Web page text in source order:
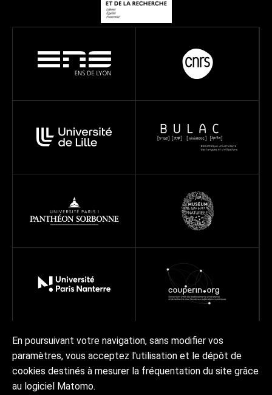
Réseau Projets Ressources À propos
Actualités | AgendaContact Collex-Persée
En poursuivant votre navigation, sans modifier vos
paramètres, vous acceptez l'utilisation et le dépôt de
cookies destinés à mesurer la fréquentation du site grâce
au logiciel Matomo.